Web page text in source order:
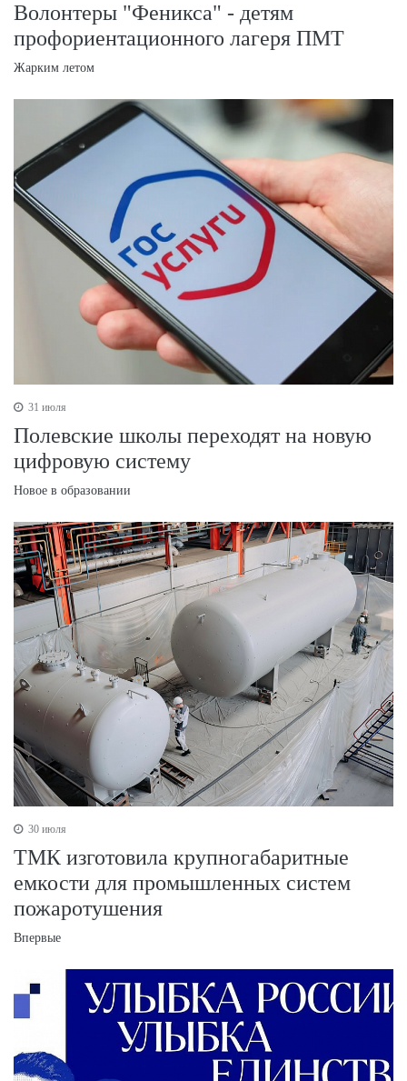
Волонтеры "Феникса" - детям
профориентационного лагеря ПМТ
Жарким летом
31 июля
Полевские школы переходят на новую
цифровую систему
Новое в образовании
30 июля
ТМК изготовила крупногабаритные
емкости для промышленных систем
пожаротушения
Впервые